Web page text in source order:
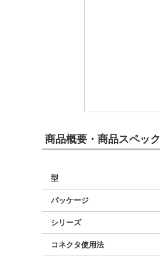
商品概要・商品スペック
型
パッケージ
シリーズ
コネクタ使用法